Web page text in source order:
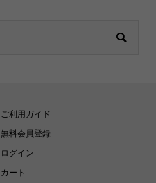
ご利用ガイド
無料会員登録
ログイン
カート